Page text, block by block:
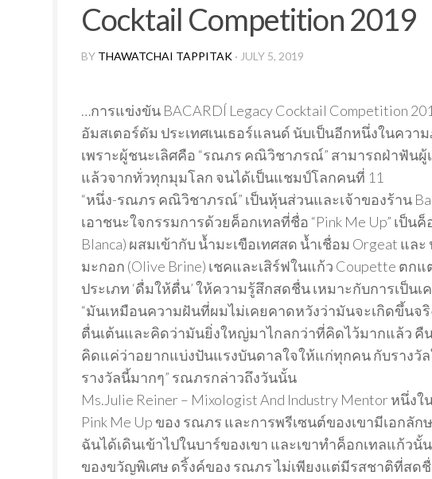
Cocktail Competition 2019
BY THAWATCHAI TAPPITAK · JULY 5, 2019
…การแข่งขัน BACARDÍ Legacy Cocktail Competition
อัมสเตอร์ดัม ประเทศเนเธอร์แลนด์ นับเป็นอีกหนึ่งในควา
เพราะผู้ชนะเลิศคือ “รณภร คณิวิชาภรณ์” สามารถฝ่าฟัน
แล้วจากทั่วทุกมุมโลก จนได้เป็นแชมป์โลกคนที่ 11
“หนึ่ง-รณภร คณิวิชาภรณ์” เป็นหุ้นส่วนและเจ้าของร้าน
เอาชนะใจกรรมการด้วยค็อกเทลที่ชื่อ “Pink Me Up” เป็น
Blanca) ผสมเข้ากับ น้ำมะเขือเทศสด น้ำเชื่อม Orgeat แ
มะกอก (Olive Brine) เชคและเสิร์ฟในแก้ว Coupette ตก
ประเภท ‘ดื่มให้ตื่น’ ให้ความรู้สึกสดชื่น เหมาะกับการเป็
“มันเหมือนความฝันที่ผมไม่เคยคาดหวังว่ามันจะเกิดขึ้นจ
ตื่นเต้นและคิดว่ามันยิ่งใหญ่มาไกลกว่าที่คิดไว้มากแล้ว
คิดแค่ว่าอยากแบ่งปันแรงบันดาลใจให้แก่ทุกคน กับรางวั
รางวัลนี้มากๆ” รณภรกล่าวถึงวันนั้น
Ms.Julie Reiner – Mixologist And Industry Mentor หนึ่ง
Pink Me Up ของ รณภร และการพรีเซนต์ของเขามีเอก
ฉันได้เดินเข้าไปในบาร์ของเขา และเขาทำค็อกเทลแก้ว
ของขวัญพิเศษ ดริ้งค์ของ รณภร ไม่เพียงแต่มีรสชาติที่ส